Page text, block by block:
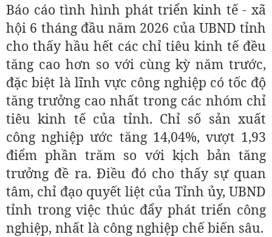
Báo cáo tình hình phát triển kinh tế - xã
hội 6 tháng đầu năm 2026 của UBND tỉnh
cho thấy hầu hết các chỉ tiêu kinh tế đều
tăng cao hơn so với cùng kỳ năm trước,
đặc biệt là lĩnh vực công nghiệp có tốc độ
tăng trưởng cao nhất trong các nhóm chỉ
tiêu kinh tế của tỉnh. Chỉ số sản xuất
công nghiệp ước tăng 14,04%, vượt 1,93
điểm phần trăm so với kịch bản tăng
trưởng đề ra. Điều đó cho thấy sự quan
tâm, chỉ đạo quyết liệt của Tỉnh ủy, UBND
tỉnh trong việc thúc đẩy phát triển công
nghiệp, nhất là công nghiệp chế biến sâu.